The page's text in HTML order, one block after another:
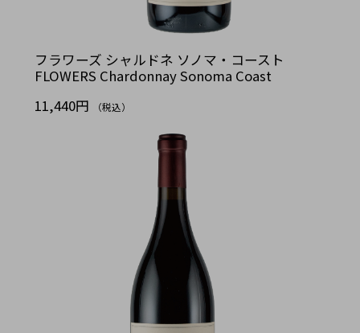
フラワーズ シャルドネ ソノマ・コースト
FLOWERS Chardonnay Sonoma Coast
11,440円
（税込）